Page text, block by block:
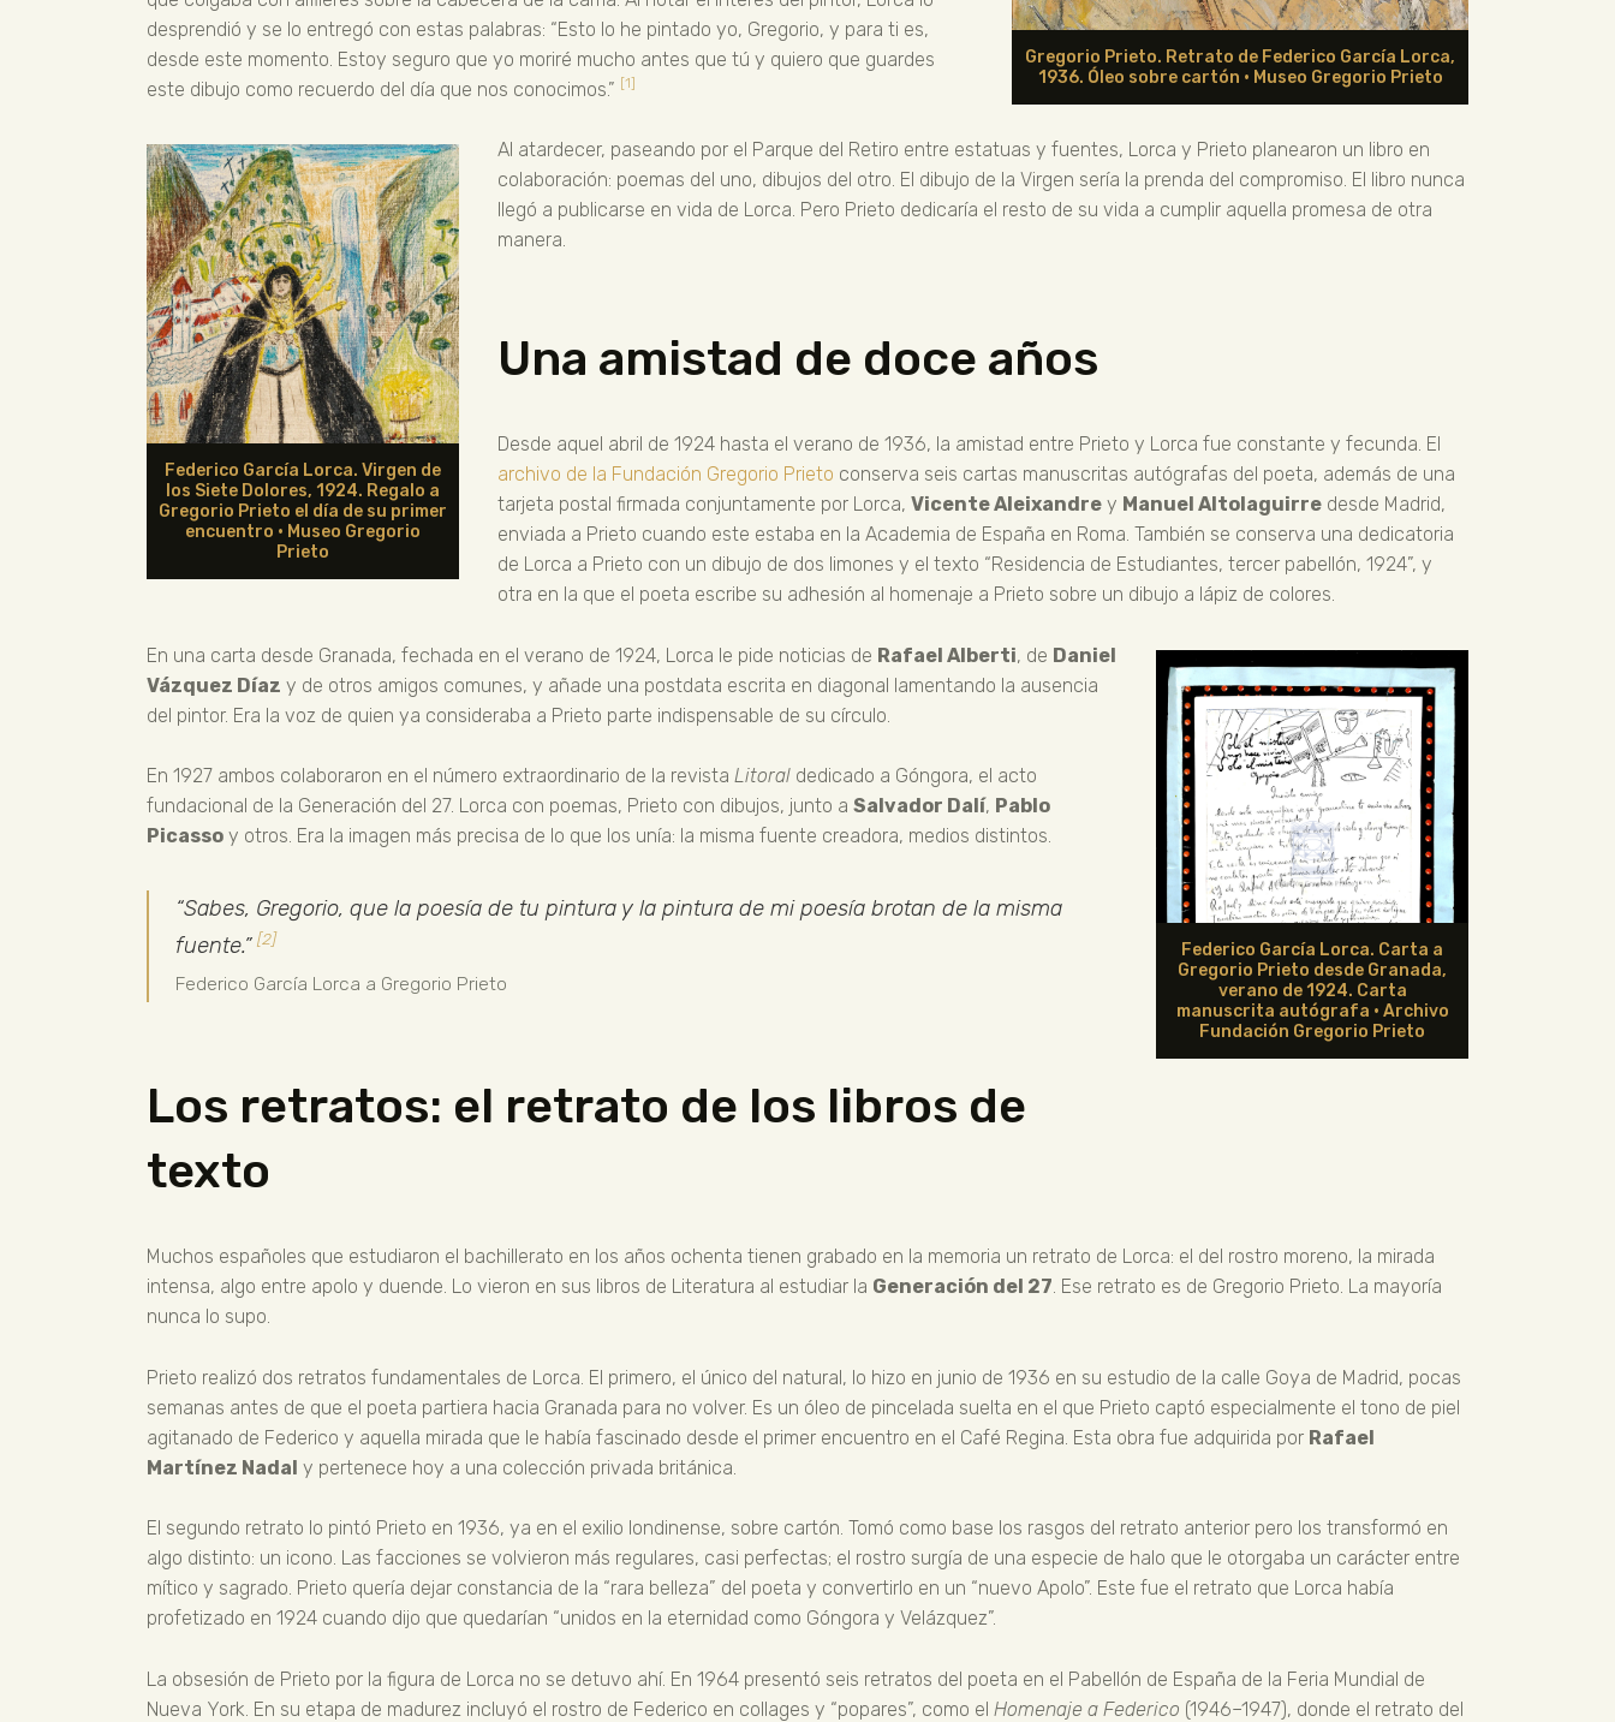
Gregorio Prieto. Retrato de Federico García Lorca,
1936. Óleo sobre cartón · Museo Gregorio Prieto
desprendió y se lo entregó con estas palabras: “Esto lo he pintado yo, Gregorio, y para ti es,
desde este momento. Estoy seguro que yo moriré mucho antes que tú y quiero que guardes
este dibujo como recuerdo del día que nos conocimos.” [1]
Federico García Lorca. Virgen de
los Siete Dolores, 1924. Regalo a
Gregorio Prieto el día de su primer
encuentro · Museo Gregorio
Prieto
Al atardecer, paseando por el Parque del Retiro entre estatuas y fuentes, Lorca y Prieto planearon un libro en
colaboración: poemas del uno, dibujos del otro. El dibujo de la Virgen sería la prenda del compromiso. El libro nunca
llegó a publicarse en vida de Lorca. Pero Prieto dedicaría el resto de su vida a cumplir aquella promesa de otra
manera.
Una amistad de doce años
Desde aquel abril de 1924 hasta el verano de 1936, la amistad entre Prieto y Lorca fue constante y fecunda. El
archivo de la Fundación Gregorio Prieto conserva seis cartas manuscritas autógrafas del poeta, además de una
tarjeta postal firmada conjuntamente por Lorca, Vicente Aleixandre y Manuel Altolaguirre desde Madrid,
enviada a Prieto cuando este estaba en la Academia de España en Roma. También se conserva una dedicatoria
de Lorca a Prieto con un dibujo de dos limones y el texto “Residencia de Estudiantes, tercer pabellón, 1924”, y
otra en la que el poeta escribe su adhesión al homenaje a Prieto sobre un dibujo a lápiz de colores.
Federico García Lorca. Carta a
Gregorio Prieto desde Granada,
verano de 1924. Carta
manuscrita autógrafa · Archivo
Fundación Gregorio Prieto
En una carta desde Granada, fechada en el verano de 1924, Lorca le pide noticias de Rafael Alberti, de Daniel
Vázquez Díaz y de otros amigos comunes, y añade una postdata escrita en diagonal lamentando la ausencia
del pintor. Era la voz de quien ya consideraba a Prieto parte indispensable de su círculo.
En 1927 ambos colaboraron en el número extraordinario de la revista Litoral dedicado a Góngora, el acto
fundacional de la Generación del 27. Lorca con poemas, Prieto con dibujos, junto a Salvador Dalí, Pablo
Picasso y otros. Era la imagen más precisa de lo que los unía: la misma fuente creadora, medios distintos.
“Sabes, Gregorio, que la poesía de tu pintura y la pintura de mi poesía brotan de la misma
fuente.”[2]
Federico García Lorca a Gregorio Prieto
Los retratos: el retrato de los libros de
texto
Muchos españoles que estudiaron el bachillerato en los años ochenta tienen grabado en la memoria un retrato de Lorca: el del rostro moreno, la mirada
intensa, algo entre apolo y duende. Lo vieron en sus libros de Literatura al estudiar la Generación del 27. Ese retrato es de Gregorio Prieto. La mayoría
nunca lo supo.
Prieto realizó dos retratos fundamentales de Lorca. El primero, el único del natural, lo hizo en junio de 1936 en su estudio de la calle Goya de Madrid, pocas
semanas antes de que el poeta partiera hacia Granada para no volver. Es un óleo de pincelada suelta en el que Prieto captó especialmente el tono de piel
agitanado de Federico y aquella mirada que le había fascinado desde el primer encuentro en el Café Regina. Esta obra fue adquirida por Rafael
Martínez Nadal y pertenece hoy a una colección privada británica.
El segundo retrato lo pintó Prieto en 1936, ya en el exilio londinense, sobre cartón. Tomó como base los rasgos del retrato anterior pero los transformó en
algo distinto: un icono. Las facciones se volvieron más regulares, casi perfectas; el rostro surgía de una especie de halo que le otorgaba un carácter entre
mítico y sagrado. Prieto quería dejar constancia de la “rara belleza” del poeta y convertirlo en un “nuevo Apolo”. Este fue el retrato que Lorca había
profetizado en 1924 cuando dijo que quedarían “unidos en la eternidad como Góngora y Velázquez”.
La obsesión de Prieto por la figura de Lorca no se detuvo ahí. En 1964 presentó seis retratos del poeta en el Pabellón de España de la Feria Mundial de
Nueva York. En su etapa de madurez incluyó el rostro de Federico en collages y “popares”, como el Homenaje a Federico (1946–1947), donde el retrato del